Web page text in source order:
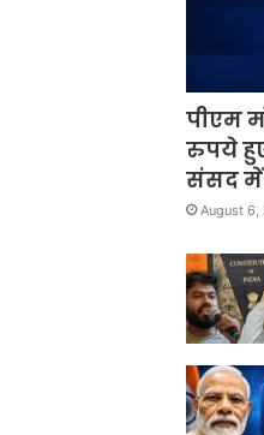
पीएम
रुपये हुए
संसद में
August 6,